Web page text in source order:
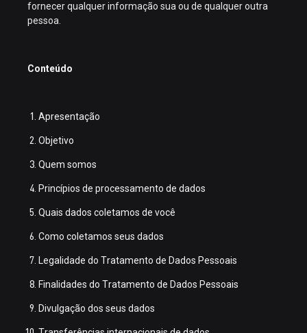
fornecer qualquer informação sua ou de qualquer outra
pessoa.
Conteúdo
Apresentação
Objetivo
Quem somos
Princípios de processamento de dados
Quais dados coletamos de você
Como coletamos seus dados
Legalidade do Tratamento de Dados Pessoais
Finalidades do Tratamento de Dados Pessoais
Divulgação dos seus dados